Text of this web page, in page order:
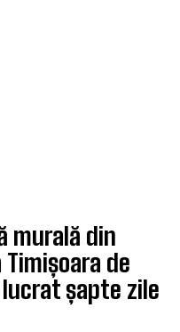
murală din
de
șapte zile